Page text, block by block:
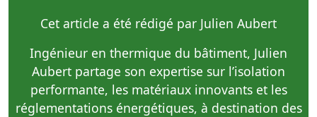
Cet article a été rédigé par Julien Aubert
Ingénieur en thermique du bâtiment, Julien
Aubert partage son expertise sur l’isolation
performante, les matériaux innovants et les
réglementations énergétiques, à destination des